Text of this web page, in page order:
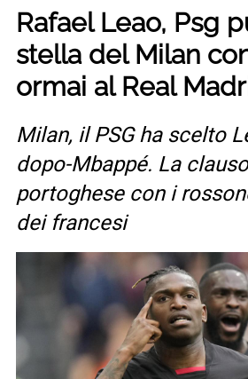
Rafael Leao, Psg
stella del Milan
ormai al Real
Milan, il PSG ha scelto
dopo-Mbappé. La
portoghese con i
dei francesi